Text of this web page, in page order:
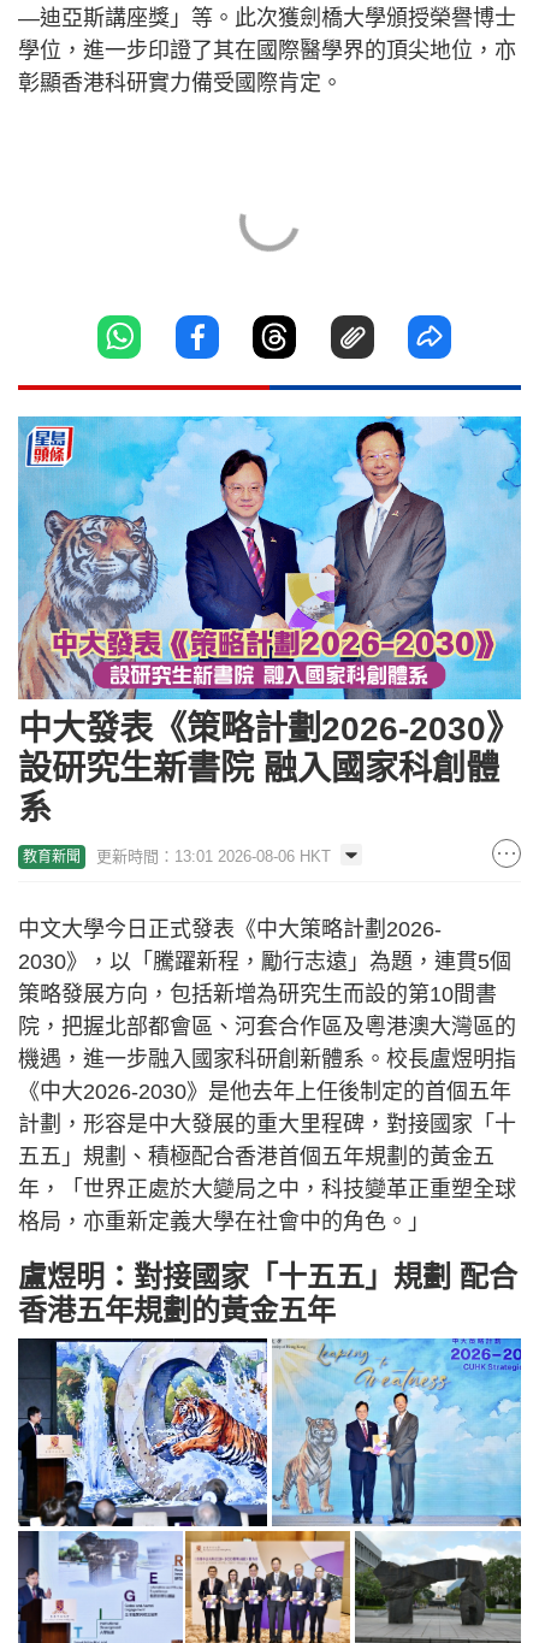
—迪亞斯講座獎」等。此次獲劍橋大學頒授榮譽博士
學位，進一步印證了其在國際醫學界的頂尖地位，亦
彰顯香港科研實力備受國際肯定。
中大發表《策略計劃2026-2030》
設研究生新書院 融入國家科創體
系
教育新聞 更新時間：13:01 2026-08-06 HKT
中文大學今日正式發表《中大策略計劃2026-
2030》，以「騰躍新程，勵行志遠」為題，連貫5個
策略發展方向，包括新增為研究生而設的第10間書
院，把握北部都會區、河套合作區及粵港澳大灣區的
機遇，進一步融入國家科研創新體系。校長盧煜明指
《中大2026-2030》是他去年上任後制定的首個五年
計劃，形容是中大發展的重大里程碑，對接國家「十
五五」規劃、積極配合香港首個五年規劃的黃金五
年，「世界正處於大變局之中，科技變革正重塑全球
格局，亦重新定義大學在社會中的角色。」
盧煜明：對接國家「十五五」規劃 配合
香港五年規劃的黃金五年